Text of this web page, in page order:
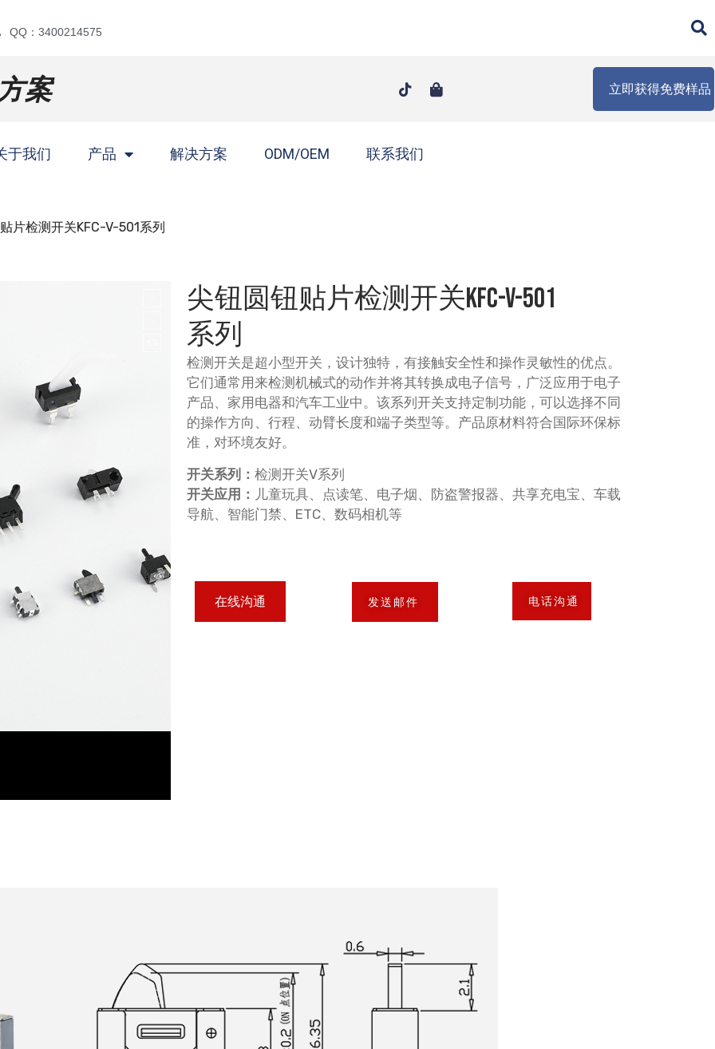
QQ：3400214575
案 立即获得免费样品
于我们 产品 解决方案 ODM/OEM 联系我们
片检测开关KFC-V-501系列
尖钮圆钮贴片检测开关KFC-V-501
系列
检测开关是超小型开关，设计独特，有接触安全性和操作灵敏性的优点。
它们通常用来检测机械式的动作并将其转换成电子信号，广泛应用于电子
产品、家用电器和汽车工业中。该系列开关支持定制功能，可以选择不同
的操作方向、行程、动臂长度和端子类型等。产品原材料符合国际环保标
准，对环境友好。
开关系列： 检测开关V系列
开关应用： 儿童玩具、点读笔、电子烟、防盗警报器、共享充电宝、车载
导航、智能门禁、ETC、数码相机等
在线沟通 发送邮件 电话沟通